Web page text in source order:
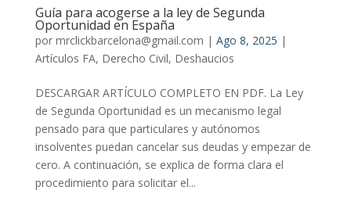
Guía para acogerse a la ley de Segunda
Oportunidad en España
por mrclickbarcelona@gmail.com | Ago 8, 2025 |
Artículos FA, Derecho Civil, Deshaucios
DESCARGAR ARTÍCULO COMPLETO EN PDF. La Ley
de Segunda Oportunidad es un mecanismo legal
pensado para que particulares y autónomos
insolventes puedan cancelar sus deudas y empezar de
cero. A continuación, se explica de forma clara el
procedimiento para solicitar el...